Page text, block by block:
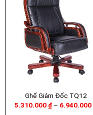
Ghế Giám Đốc TQ12
5.310.000 ₫ – 6.940.000